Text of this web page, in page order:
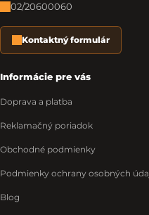
02/20600060
Kontaktný formulár
Informácie pre vás
Doprava a platba
Reklamačný poriadok
Obchodné podmienky
Podmienky ochrany osobných
Blog